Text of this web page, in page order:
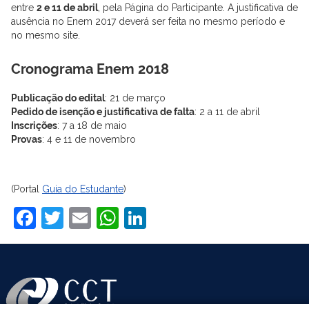
entre 2 e 11 de abril, pela Página do Participante. A justificativa de
ausência no Enem 2017 deverá ser feita no mesmo período e
no mesmo site.
Cronograma Enem 2018
Publicação do edital: 21 de março
Pedido de isenção e justificativa de falta: 2 a 11 de abril
Inscrições: 7 a 18 de maio
Provas: 4 e 11 de novembro
(Portal Guia do Estudante)
Facebook
Twitter
EmailWhatsApp